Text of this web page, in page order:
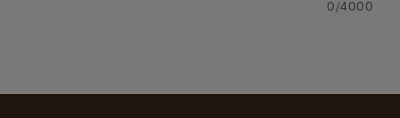
0 /4000